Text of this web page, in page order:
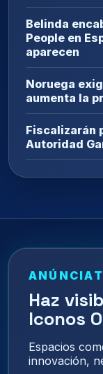
Belinda
People en
aparecen
Noruega
aumenta la
Fiscalizarán
Autoridad
Haz
Iconos
Espacios
innovación,